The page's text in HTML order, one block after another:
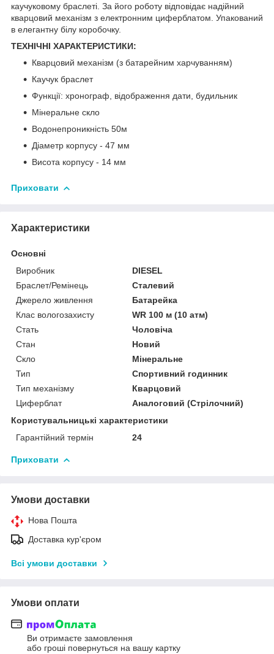
каучуковому браслеті. За його роботу відповідає надійний
кварцовий механізм з електронним циферблатом. Упакований
в елегантну білу коробочку.
ТЕХНІЧНІ ХАРАКТЕРИСТИКИ:
Кварцовий механізм (з батарейним харчуванням)
Каучук браслет
Функції: хронограф, відображення дати, будильник
Мінеральне скло
Водонепроникність 50м
Діаметр корпусу - 47 мм
Висота корпусу - 14 мм
Приховати
Характеристики
Основні
Виробник
DIESEL
Браслет/Ремінець
Сталевий
Джерело живлення
Батарейка
Клас вологозахисту
WR 100 м (10 атм)
Стать
Чоловіча
Стан
Новий
Скло
Мінеральне
Тип
Спортивний годинник
Тип механізму
Кварцовий
Циферблат
Аналоговий (Стрілочний)
Користувальницькі характеристики
Гарантійний термін
24
Приховати
Умови доставки
Нова Пошта
Доставка кур'єром
Всі умови доставки
Умови оплати
Ви отримаєте замовлення
або гроші повернуться на вашу картку